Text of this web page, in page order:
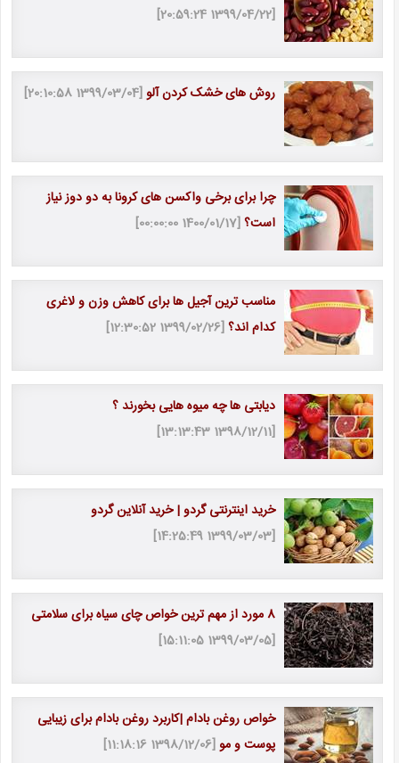
[1399/04/22 20:59:24]
روش های خشک کردن آلو[1399/03/04 20:10:58]
چرا برای برخی واکسن های کرونا به دو دوز نیاز
است؟[1400/01/17 00:00:00]
مناسب ترین آجیل ها برای کاهش وزن و لاغری
کدام اند؟[1399/02/26 12:30:52]
دیابتی ها چه میوه هایی بخورند ؟
[1398/12/11 13:13:43]
خرید اینترنتی گردو | خرید آنلاین گردو
[1399/03/03 14:25:49]
8 مورد از مهم ترین خواص چای سیاه برای سلامتی
[1399/03/05 15:11:05]
خواص روغن بادام |کاربرد روغن بادام برای زیبایی
پوست و مو[1398/12/06 11:18:16]